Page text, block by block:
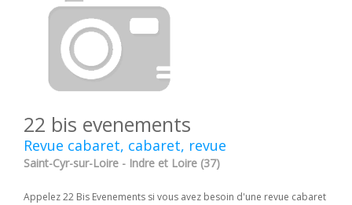
22 bis evenements
Revue cabaret, cabaret, revue
Saint-Cyr-sur-Loire - Indre et Loire (37)
Appelez 22 Bis Evenements si vous avez besoin d'une revue cabaret